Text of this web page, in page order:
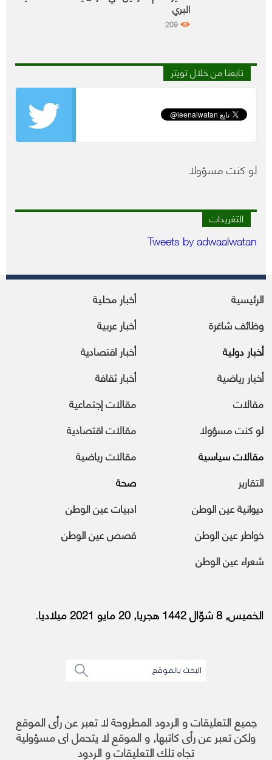
البري
209
تابعنا من خلال تويتر
لو كنت مسؤولا
التغريدات
Tweets by adwaalwatan
الرئيسية
أخبار محلية
وظائف شاغرة
أخبار عربية
أخبار دولية
أخبار اقتصادية
أخبار رياضية
أخبار ثقافة
مقالات
مقالات إجتماعية
لو كنت مسؤولا
مقالات اقتصادية
مقالات سياسية
مقالات رياضية
التقارير
صحة
ديوانية عين الوطن
ادبيات عين الوطن
خواطر عين الوطن
قصص عين الوطن
شعراء عين الوطن
الخميس, 8 شوّال 1442 هجريا, 20 مايو 2021 ميلاديا.
جميع التعليقات و الردود المطروحة لا تعبر عن رأى الموقع
ولكن تعبر عن رأى كاتبها, و الموقع لا يتحمل اى مسؤولية
تجاه تلك التعليقات و الردود